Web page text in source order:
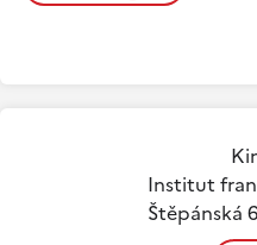
Institut
Štěpánská